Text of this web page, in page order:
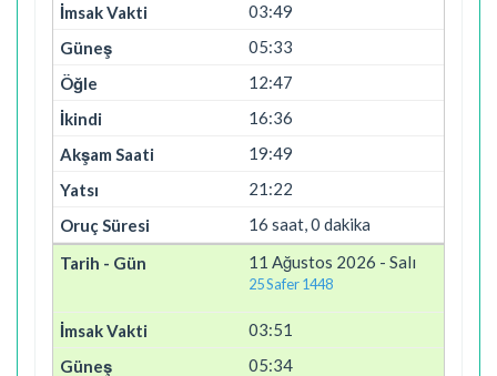
03:49
05:33
12:47
16:36
19:49
21:22
16 saat, 0 dakika
11 Ağustos 2026 - Salı
25 Safer 1448
03:51
05:34